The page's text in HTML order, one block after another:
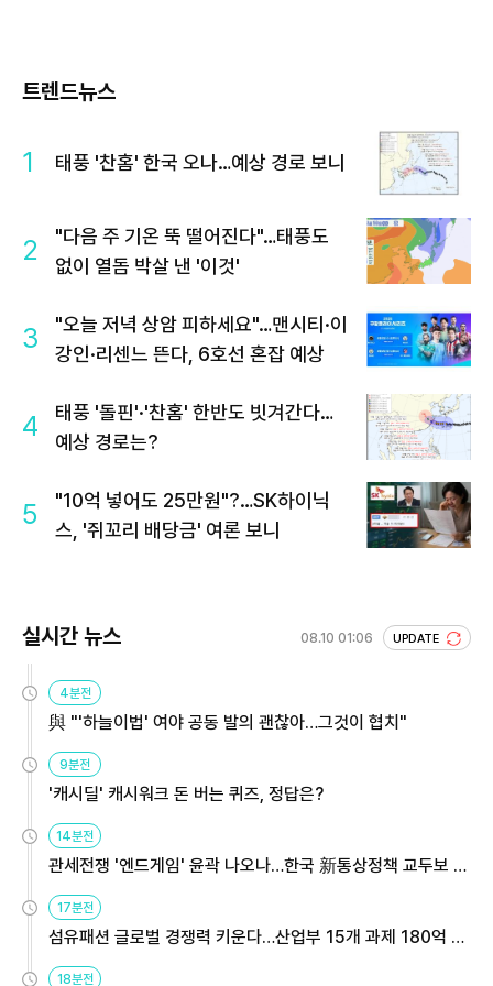
트렌드뉴스
1 태풍 '찬홈' 한국 오나…예상 경로 보니
2
"다음 주 기온 뚝 떨어진다"…태풍도
없이 열돔 박살 낸 '이것'
3
"오늘 저녁 상암 피하세요"…맨시티·이
강인·리센느 뜬다, 6호선 혼잡 예상
4
태풍 '돌핀'·'찬홈' 한반도 빗겨간다…
예상 경로는?
5
"10억 넣어도 25만원"?…SK하이닉
스, '쥐꼬리 배당금' 여론 보니
실시간 뉴스 08.10 01:06 UPDATE
4분전
與 "'하늘이법' 여야 공동 발의 괜찮아…그것이 협치"
9분전
'캐시딜' 캐시워크 돈 버는 퀴즈, 정답은?
14분전
관세전쟁 '엔드게임' 윤곽 나오나…한국 新통상정책 교두보 활
17분전
섬유패션 글로벌 경쟁력 키운다…산업부 15개 과제 180억 지
18분전